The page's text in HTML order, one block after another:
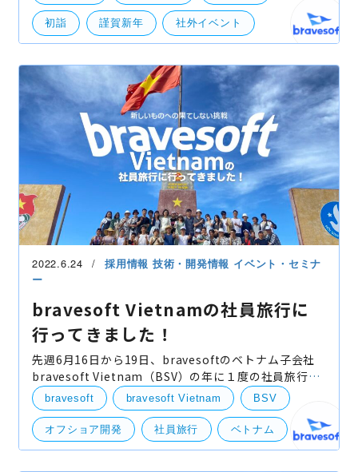
初詣 謹賀新年 社外イベント
2022.6.24 採用情報 技術・開発情報 イベント・セミナ
ー
bravesoft Vietnamの社員旅行に
行ってきました！
先週6月16日から19日、bravesoftのベトナム子会社
bravesoft Vietnam（BSV）の年に１度の社員旅行が
ありまして、代表の菅澤をはじめとする弊社社員２名
の３名がゲストとして本旅行に同行して参りました。
本ブログで
bravesoft bravesoft Vietnam BSV
オフショア開発 社員旅行 ベトナム